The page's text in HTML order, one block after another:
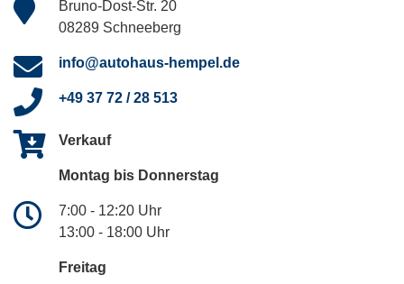
Bruno-Dost-Str. 20
08289 Schneeberg
info@autohaus-hempel.de
+49 37 72 / 28 513
Verkauf
Montag bis Donnerstag
7:00 - 12:20 Uhr
13:00 - 18:00 Uhr
Freitag